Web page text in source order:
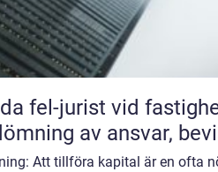
fel-jurist vid
av ansvar,
Att tillföra kapital är en ofta